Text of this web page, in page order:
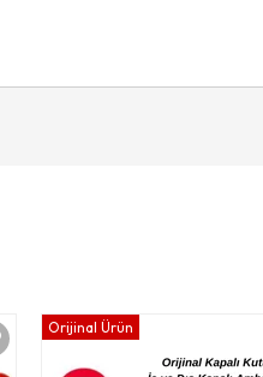
Orijinal Ürün